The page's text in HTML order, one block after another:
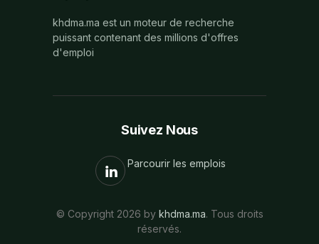
khdma.ma est un moteur de recherche
puissant contenant des millions d'offres
d'emploi
Suivez Nous
Parcourir les emplois
© Copyright 2026 by khdma.ma. Tous droits
réservés.